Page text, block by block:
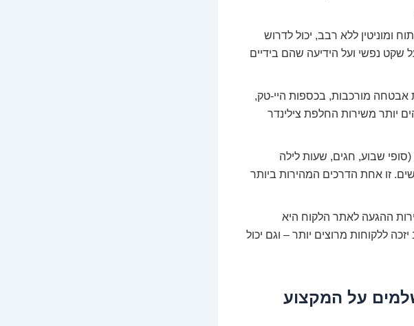
ומוניטין ללא רבב, יכול לדרוש
שקט נפשי ועל הידיעה שהם בידיים
אבטחה מורכבות, בכספות היי-טק,
יותר משירות החלפת צילינדר
(סופי שבוע, חגים, שעות לילה
זו אחת הדרכים המהירות ביותר
ההגעה לאתר הלקוח היא
ללקוחות מרוצים יותר – וגם יכול
על המקצוע